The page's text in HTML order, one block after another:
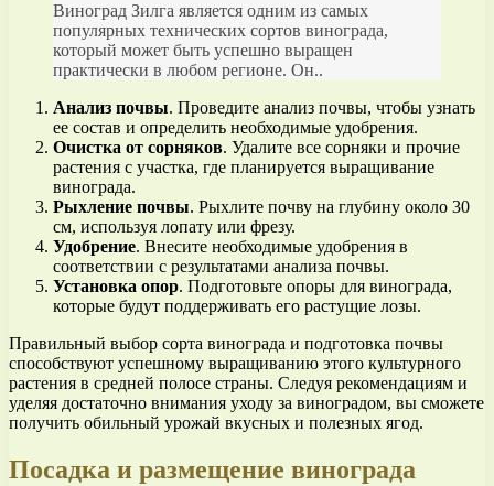
Виноград Зилга является одним из самых
популярных технических сортов винограда,
который может быть успешно выращен
практически в любом регионе. Он..
Анализ почвы. Проведите анализ почвы, чтобы узнать
ее состав и определить необходимые удобрения.
Очистка от сорняков. Удалите все сорняки и прочие
растения с участка, где планируется выращивание
винограда.
Рыхление почвы. Рыхлите почву на глубину около 30
см, используя лопату или фрезу.
Удобрение. Внесите необходимые удобрения в
соответствии с результатами анализа почвы.
Установка опор. Подготовьте опоры для винограда,
которые будут поддерживать его растущие лозы.
Правильный выбор сорта винограда и подготовка почвы
способствуют успешному выращиванию этого культурного
растения в средней полосе страны. Следуя рекомендациям и
уделяя достаточно внимания уходу за виноградом, вы сможете
получить обильный урожай вкусных и полезных ягод.
Посадка и размещение винограда